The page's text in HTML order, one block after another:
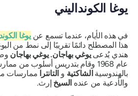
يوغا الكونداليني
في هذه الأيام، عندما تسمع عنيوغا
هذا المصطلح دائمًا تقريبًا إلى نمط من
هندي يُدعى يوغي بهاجان.يوغي بهاجانوصل
عام 1968 وقام بتدريس أسلوب من
بالهندوسيةالشاكتيةوالتانترا ممارسات
والأدعية من عندهالسيخإرث.